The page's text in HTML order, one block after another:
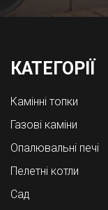
КАТЕГОРІЇ
Камінні топки
Газові каміни
Опалювальні печі
Пелетні котли
Cад